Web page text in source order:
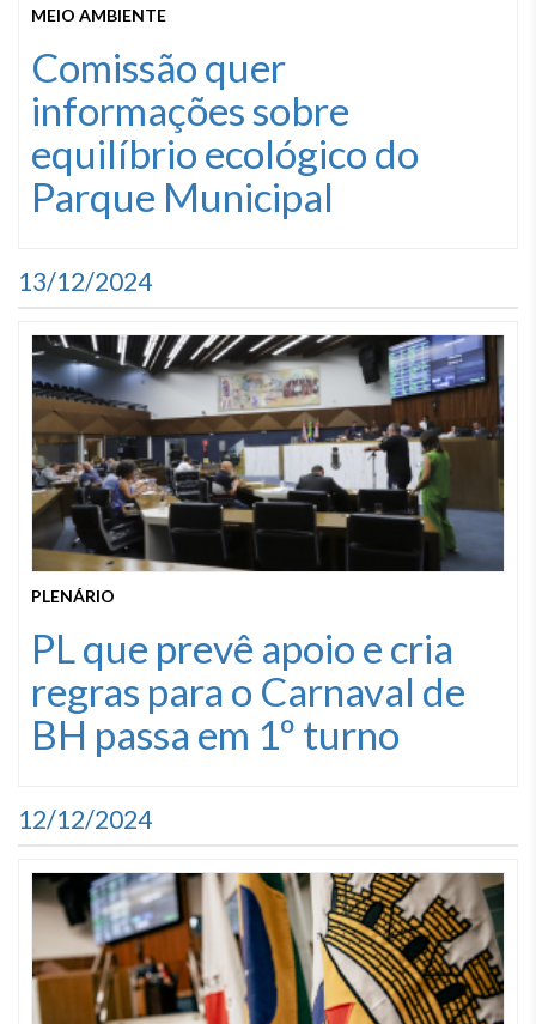
MEIO AMBIENTE
Comissão quer
informações sobre
equilíbrio ecológico do
Parque Municipal
13/12/2024
PLENÁRIO
PL que prevê apoio e cria
regras para o Carnaval de
BH passa em 1º turno
12/12/2024